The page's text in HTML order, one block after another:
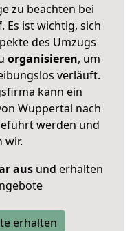
zu beachten bei
Es ist wichtig, sich
des Umzugs
organisieren, um
verläuft.
kann ein
Wuppertal nach
werden und
wir.
ausund erhalten
erhalten